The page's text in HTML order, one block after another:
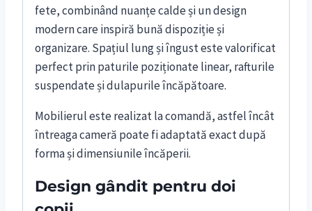
fete, combinând nuanțe calde și un design
modern care inspiră bună dispoziție și
organizare. Spațiul lung și îngust este valorificat
perfect prin paturile poziționate linear, rafturile
suspendate și dulapurile încăpătoare.
Mobilierul este realizat la comandă, astfel încât
întreaga cameră poate fi adaptată exact după
forma și dimensiunile încăperii.
Design gândit pentru doi